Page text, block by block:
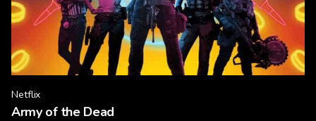
Netflix
Army of the Dead